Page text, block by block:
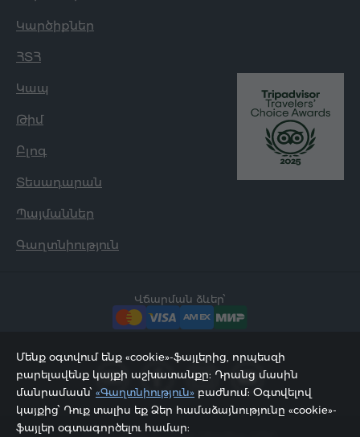
Կարծիքներ
ՀՏՀ
Կապ
Թիմ
Բլոգ
Տեսադարան
Պայմաններ
Գաղտնիություն
Վճարման ձևեր՝
Մենք օգտվում ենք «cookie»-ֆայլերից, որպեսզի
բարելավենք կայքի աշխատանքը: Դրանց մասին
մանրամասն՝ «Գաղտնիություն» բաժնում: Օգտվելով
կայքից՝ Դուք տալիս եք Ձեր համաձայնությունը «cookie»-
ֆայլեր օգտագործելու համար: